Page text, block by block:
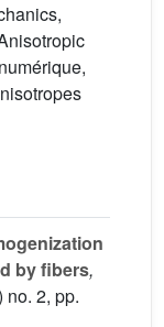
by fibers,
no. 2, pp.